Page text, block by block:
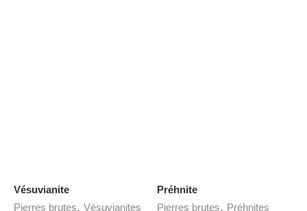
Vésuvianite
Pierres brutes, Vésuvianites
Préhnite
Pierres brutes, Préhnites